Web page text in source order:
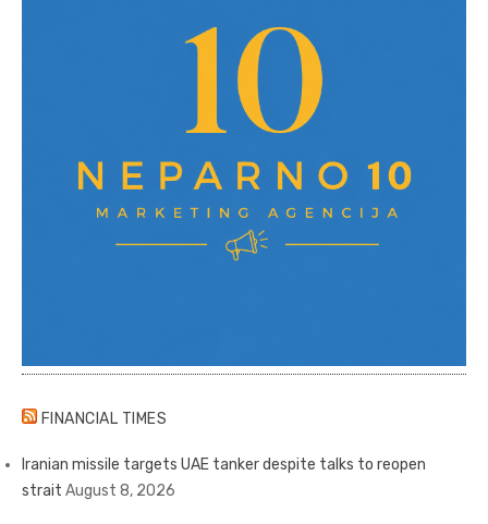
FINANCIAL TIMES
Iranian missile targets UAE tanker despite talks to reopen
strait August 8, 2026